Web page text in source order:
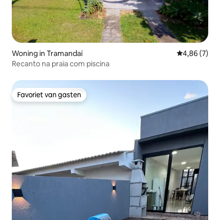
Woning in Tramandaí Gemiddelde
4,86 (7)
Recanto na praia com piscina
Favoriet van gasten
Favoriet van gasten